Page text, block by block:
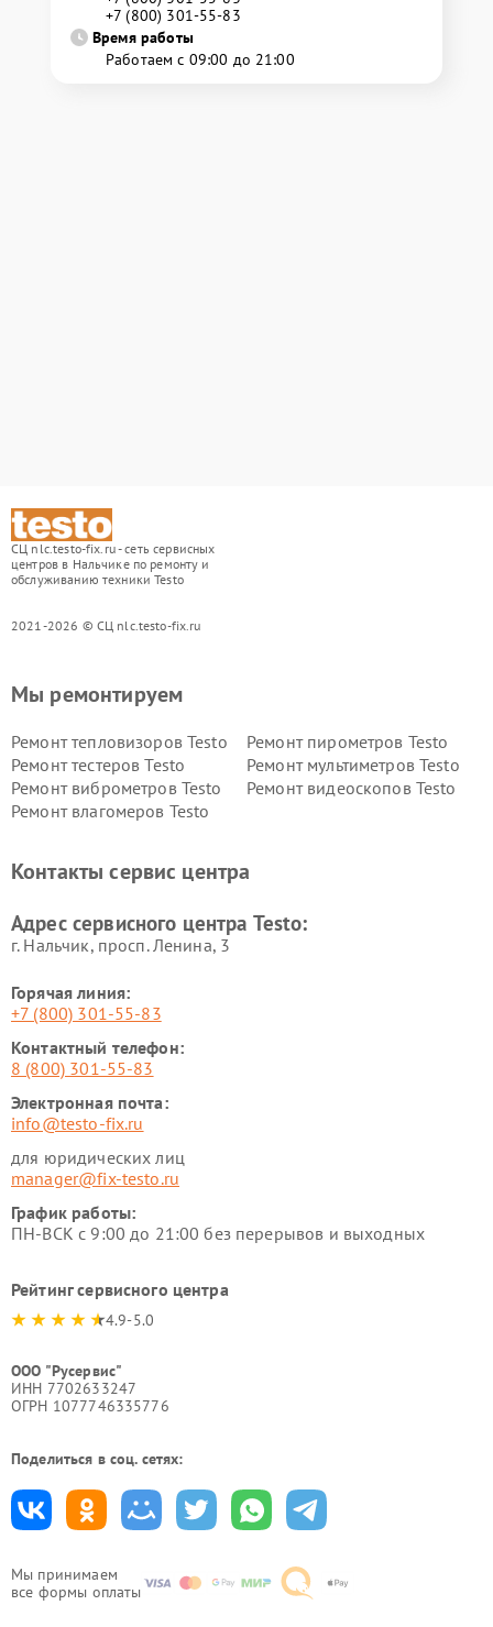
+7 (800) 301-55-83
Время работы
Работаем с 09:00 до 21:00
СЦ nlc.testo-fix.ru - сеть сервисных
центров в Нальчике по ремонту и
обслуживанию техники Testo
2021-2026 © СЦ nlc.testo-fix.ru
Мы принимаем
все формы оплаты
Мы ремонтируем
Ремонт тепловизоров Testo
Ремонт пирометров Testo
Ремонт тестеров Testo
Ремонт мультиметров Testo
Ремонт виброметров Testo
Ремонт видеоскопов Testo
Ремонт влагомеров Testo
Контакты сервис центра
Адрес сервисного центра Testo:
г. Нальчик, просп. Ленина, 3
Горячая линия:
+7 (800) 301-55-83
Контактный телефон:
8 (800) 301-55-83
Электронная почта:
info@testo-fix.ru
для юридических лиц
manager@fix-testo.ru
График работы:
ПН-ВСК с 9:00 до 21:00 без перерывов и выходных
Рейтинг сервисного центра
4.9-5.0
ООО "Русервис"
ИНН 7702633247
ОГРН 1077746335776
Поделиться в соц. сетях: